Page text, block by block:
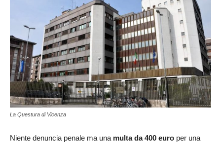
La Questura di Vicenza
Niente denuncia penale ma una multa da 400 euro per una